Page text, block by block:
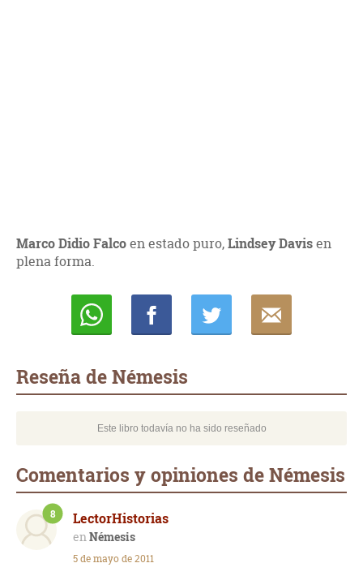
Marco Didio Falcoen estado puro,Lindsey Davisen
plena forma.
Reseña de Némesis
Este libro todavía no ha sido reseñado
Comentarios y opiniones de Némesis
LectorHistorias
Némesis
8
5 de mayo de 2011